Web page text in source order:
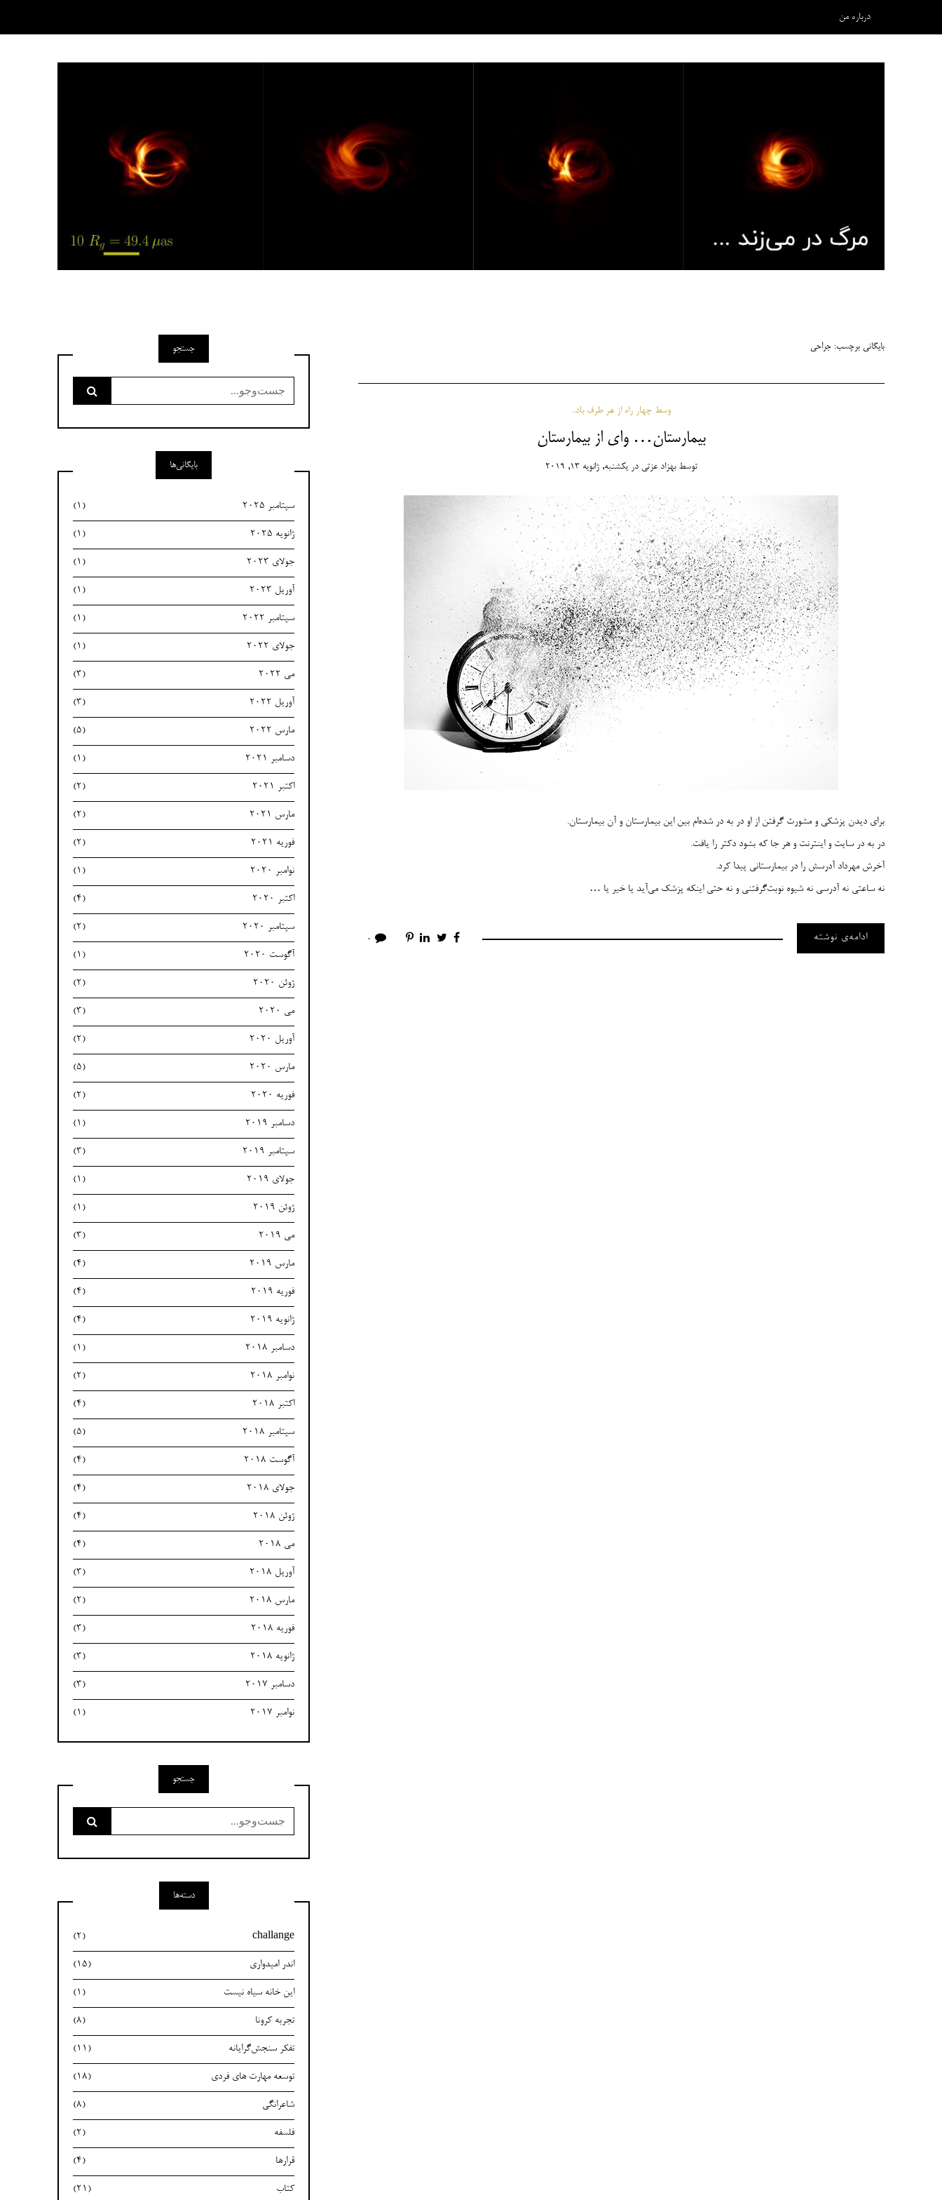
درباره من
بایگانی برچسب: جراحی
وسط چهار راه از هر طرف باد...
بیمارستان… وای از بیمارستان
توسطبهزاد عزتی دریکشنبه, ژانویه 13, 2019
برای دیدن پزشکی و مشورت گرفتن از او در به در شده‌ام بین این بیمارستان و آن بیمارستان.
در به در سایت و اینترنت و هر جا که بشود دکتر را یافت.
آخرش مهرداد آدرسش را در بیمارستانی پیدا کرد.
نه ساعتی نه آدرسی نه شیوه نوبت‌گرفتنی و نه حتی اینکه پزشک می‌آید یا خیر یا …
ادامه‌ی نوشته 0
جستجو
برای:
بایگانی‌ها
سپتامبر 2025 (1)
ژانویه 2025 (1)
جولای 2023 (1)
آوریل 2023 (1)
سپتامبر 2022 (1)
جولای 2022 (1)
می 2022 (3)
آوریل 2022 (3)
مارس 2022 (5)
دسامبر 2021 (1)
اکتبر 2021 (2)
مارس 2021 (2)
فوریه 2021 (2)
نوامبر 2020 (1)
اکتبر 2020 (4)
سپتامبر 2020 (2)
آگوست 2020 (1)
ژوئن 2020 (2)
می 2020 (3)
آوریل 2020 (2)
مارس 2020 (5)
فوریه 2020 (2)
دسامبر 2019 (1)
سپتامبر 2019 (3)
جولای 2019 (1)
ژوئن 2019 (1)
می 2019 (3)
مارس 2019 (4)
فوریه 2019 (4)
ژانویه 2019 (4)
دسامبر 2018 (1)
نوامبر 2018 (2)
اکتبر 2018 (4)
سپتامبر 2018 (5)
آگوست 2018 (4)
جولای 2018 (4)
ژوئن 2018 (4)
می 2018 (4)
آوریل 2018 (3)
مارس 2018 (2)
فوریه 2018 (3)
ژانویه 2018 (3)
دسامبر 2017 (3)
نوامبر 2017 (1)
جستجو
برای:
دسته‌ها
challange
(2)
اندر امیدواری (15)
این خانه سیاه نیست (1)
تجربه کرونا (8)
تفکر سنجش‌گرایانه (11)
توسعه مهارت های فردی (18)
شاعرانگی (8)
فلسفه (2)
قرارها (4)
کتاب (21)